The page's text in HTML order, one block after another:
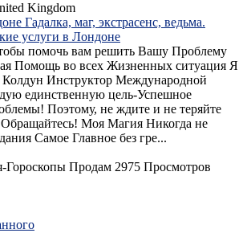
Kingdom
Гадалка, маг, экстрасенс, ведьма.
услуги в Лондоне
помочь вам решить Вашу Проблему
Помощь во всех Жизненных ситуация Я
Инструктор Международной
единственную цель-Успешное
Поэтому, не ждите и не теряйте
Моя Магия Никогда не
Самое Главное без гре...
Гороскопы Продам 2975 Просмотров